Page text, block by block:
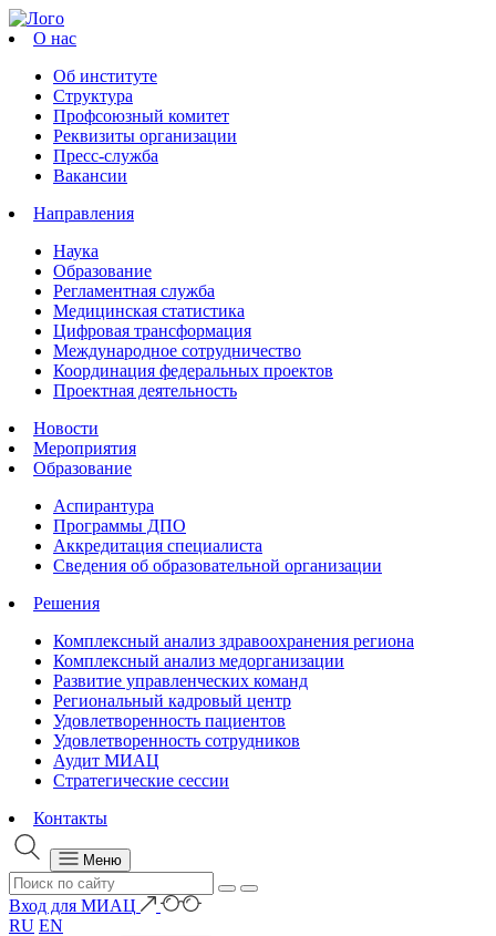
О нас
Об институте
Структура
Профсоюзный комитет
Реквизиты организации
Пресс-служба
Вакансии
Направления
Наука
Образование
Регламентная служба
Медицинская статистика
Цифровая трансформация
Международное сотрудничество
Координация федеральных проектов
Проектная деятельность
Новости
Мероприятия
Образование
Аспирантура
Программы ДПО
Аккредитация специалиста
Сведения об образовательной организации
Решения
Комплексный анализ здравоохранения региона
Комплексный анализ медорганизации
Развитие управленческих команд
Региональный кадровый центр
Удовлетворенность пациентов
Удовлетворенность сотрудников
Аудит МИАЦ
Стратегические сессии
Контакты
Меню
Вход для МИАЦ
RU EN